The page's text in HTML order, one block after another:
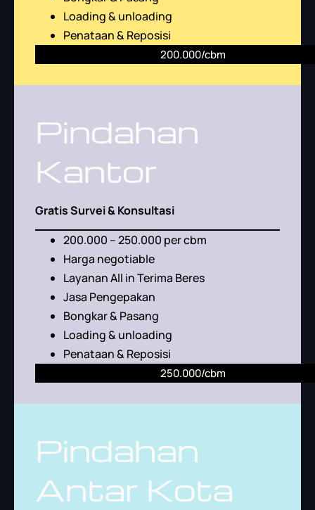
Loading & unloading
Penataan & Reposisi
200.000/cbm
Pindahan
Kantor
Gratis Survei & Konsultasi
200.000 – 250.000 per cbm
Harga negotiable
Layanan All in Terima Beres
Jasa Pengepakan
Bongkar & Pasang
Loading & unloading
Penataan & Reposisi
250.000/cbm
Pindahan
Antar Kota